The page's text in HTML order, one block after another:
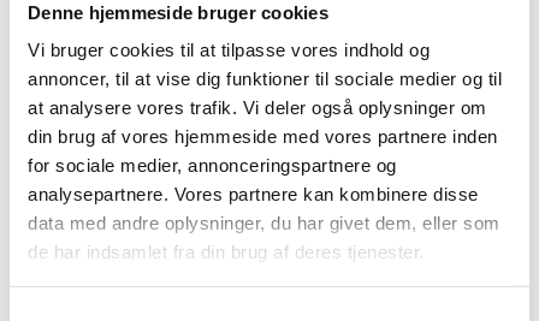
Denne hjemmeside bruger cookies
Vi bruger cookies til at tilpasse vores indhold og
annoncer, til at vise dig funktioner til sociale medier og til
at analysere vores trafik. Vi deler også oplysninger om
din brug af vores hjemmeside med vores partnere inden
for sociale medier, annonceringspartnere og
analysepartnere. Vores partnere kan kombinere disse
data med andre oplysninger, du har givet dem, eller som
de har indsamlet fra din brug af deres tjenester.
brugervenlige, men giver os også indsigt i,
hvordan brugerne interagerer med produktet i
deres daglige liv. Dette sikrer, at vi leverer en
løsning, der virkelig gør en forskel.
Designudvikling og detaljeret
konceptbeskrivelse